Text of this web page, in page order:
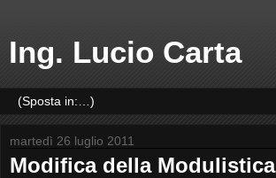
Ing. Lucio Carta
martedì 26 luglio 2011
Modifica della Modulistica